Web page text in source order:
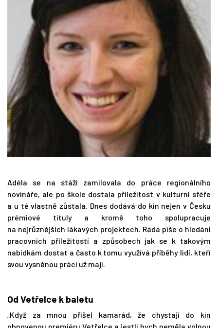
Časopis
Soutěže
Adéla se na stáži zamilovala do práce regionálního
novináře, ale po škole dostala příležitost v kulturní sféře
a u té vlastně zůstala. Dnes dodává do kin nejen v Česku
prémiové tituly a kromě toho spolupracuje
na nejrůznějších lákavých projektech. Ráda píše o hledání
pracovních příležitostí a způsobech jak se k takovým
nabídkám dostat a často k tomu využívá příběhy lidí, kteří
svou vysněnou práci už mají.
Od Vetřelce k baletu
„Když za mnou přišel kamarád, že chystají do kin